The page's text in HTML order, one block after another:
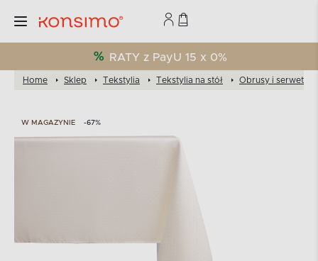
RATY z PayU 15 x 0%
Home Sklep Tekstylia Tekstylia na stół Obrusy i serwety
W MAGAZYNIE -67%